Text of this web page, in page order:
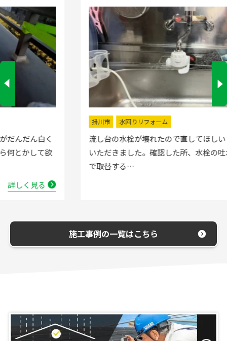
水回りリフォーム
流し台の水栓が壊れたので直してほしいと弊社にお電話
いただきました。確認した所、水栓の吐水が落ちたよう
施工事例の一覧はこちら